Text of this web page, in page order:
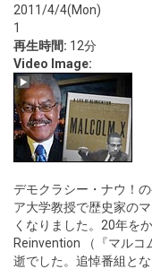
2011/4/4(Mon)
1
再生時間: 12分
Video Image:
デモクラシー・ナウ！
ア大学教授で歴史家の
くなりました。20年を
Reinvention （『マルコ
逝でした。追悼番組と